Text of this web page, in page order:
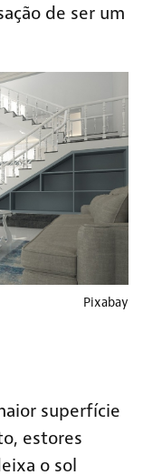
de ser um
Pixabay
superfície
estores
o sol